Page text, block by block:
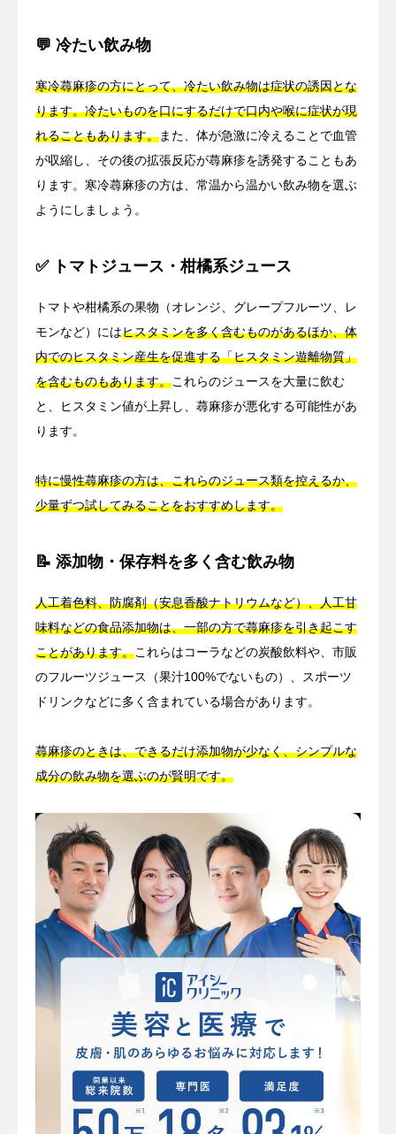
💬 冷たい飲み物
寒冷蕁麻疹の方にとって、冷たい飲み物は症状の誘因とな
ります。冷たいものを口にするだけで口内や喉に症状が現
れることもあります。また、体が急激に冷えることで血管
が収縮し、その後の拡張反応が蕁麻疹を誘発することもあ
ります。寒冷蕁麻疹の方は、常温から温かい飲み物を選ぶ
ようにしましょう。
✅ トマトジュース・柑橘系ジュース
トマトや柑橘系の果物（オレンジ、グレープフルーツ、レ
モンなど）にはヒスタミンを多く含むものがあるほか、体
内でのヒスタミン産生を促進する「ヒスタミン遊離物質」
を含むものもあります。これらのジュースを大量に飲む
と、ヒスタミン値が上昇し、蕁麻疹が悪化する可能性があ
ります。
特に慢性蕁麻疹の方は、これらのジュース類を控えるか、
少量ずつ試してみることをおすすめします。
📝 添加物・保存料を多く含む飲み物
人工着色料、防腐剤（安息香酸ナトリウムなど）、人工甘
味料などの食品添加物は、一部の方で蕁麻疹を引き起こす
ことがあります。これらはコーラなどの炭酸飲料や、市販
のフルーツジュース（果汁100%でないもの）、スポーツ
ドリンクなどに多く含まれている場合があります。
蕁麻疹のときは、できるだけ添加物が少なく、シンプルな
成分の飲み物を選ぶのが賢明です。